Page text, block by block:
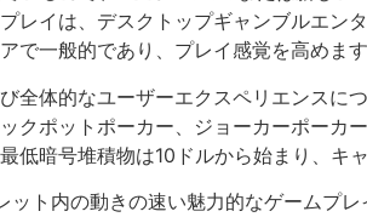
レイは、デスクトップギャンブルエン
で一般的であり、プレイ感覚を高めます
全体的なユーザーエクスペリエンスに
クポットポーカー、ジョーカーポー
暗号堆積物は10ドルから始まり、キ
ット内の動きの速い魅力的なゲームプ